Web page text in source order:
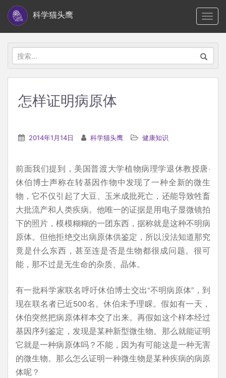
i
科学猫头鹰
搜
索：
怎样证明病原体
2014年1月14日 科学猫头鹰 健康知识
前面我们提到，美国普渡大学植物病理学退休教授唐·
休伯博士声称在转基因作物中发现了一种全新的微生
物，它不仅引起了大豆、玉米成批死亡，还能导致牲畜
大批流产和人类疾病。他唯一的证据是用电子显微镜拍
下的照片，模模糊糊的一团东西，据称就是这种不明病
原体。但他拒绝交出病原体供鉴定，所以没法知道那究
竟是什么东西，甚至连是否是生物都很成问题。很可
能，那不过是无生命的杂质、晶体。
有一批科学家联名呼吁休伯博士交出“不明病原体”，到
现在联名者已近500名。休伯未予理睬。假如有一天，
休伯突然把病原体样本交了出来。再假如这个样本经过
基因序列鉴定，发现是某种新型微生物。那么就能证明
它就是一种病原体吗？不能，因为有可能这是一种无害
的微生物。那么怎么证明一种微生物是某种疾病的病原
体呢？